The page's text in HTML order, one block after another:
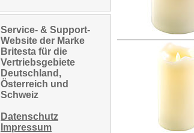
Service- & Support-
Website der Marke
Britesta für die
Vertriebsgebiete
Deutschland,
Österreich und
Schweiz
Datenschutz
Impressum